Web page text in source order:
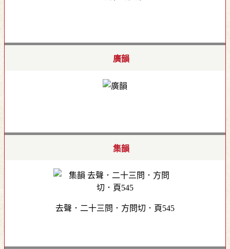
廣韻
集韻
去聲．二十三問．方問切．頁545